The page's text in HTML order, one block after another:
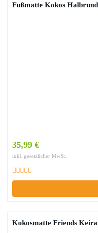
Fußmatte Kokos
35,99 €
inkl. gesetzlicher MwSt.
Kokosmatte Friends